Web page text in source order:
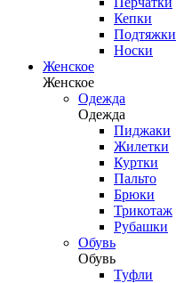
Кепки
Подтяжки
Носки
Женское
Женское
Одежда
Одежда
Пиджаки
Жилетки
Куртки
Пальто
Брюки
Трикотаж
Рубашки
Обувь
Обувь
Туфли